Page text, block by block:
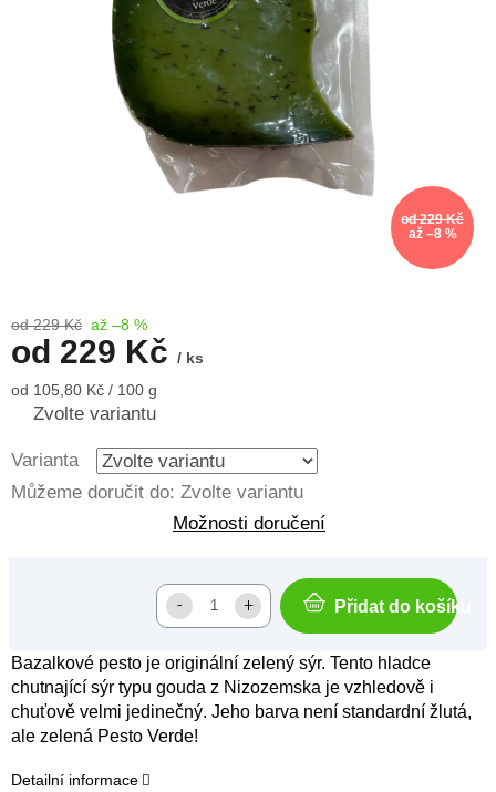
od 229 Kč
až –8 %
od 229 Kč až –8 %
od 229 Kč / ks
Měrná
cena:
od 105,80 Kč / 100 g
Zvolte variantu
Varianta
Můžeme doručit do: Zvolte variantu
Možnosti doručení
Přidat do košíku
Bazalkové pesto je originální zelený sýr. Tento hladce
chutnající sýr typu gouda z Nizozemska je vzhledově i
chuťově velmi jedinečný. Jeho barva není standardní žlutá,
ale zelená Pesto Verde!
Detailní informace